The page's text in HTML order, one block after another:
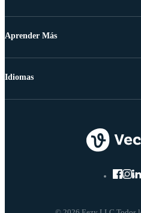
Aprender Más
Idiomas